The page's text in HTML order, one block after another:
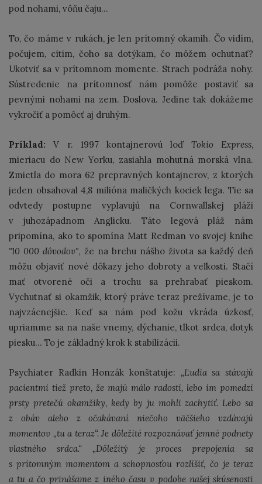
pod nohami, vôňu čaju...
To, čo máme v rukách, je len prítomný okamih. Čo vidím,
počujem, cítim, čoho sa dotýkam, čo môžem ochutnať?
Ukotviť sa v prítomnom momente. Strach podráža nohy.
Sústredenie na prítomnosť nám pomôže postaviť sa
pevnými nohami na zem. Doslova. Jedine tak dokážeme
vykročiť a pomôcť aj druhým.
Príklad: V r. 1997 kontajnerovú loď Tokio Express,
mieriacu do New Yorku, zasiahla mohutná morská vlna.
Zmietla do mora 62 prepravných kontajnerov, z ktorých
jeden obsahoval 4,8 milióna maličkých kociek lega. Tie sa
odvtedy postupne vyplavujú na Cornwallskej pláži
v juhozápadnom Anglicku. Táto legová pláž nám
pripomína, ako to spomína Matt Redman vo svojej knihe
"10 000 dôvodov", že na brehu nášho života sa každý deň
môžu objaviť nové dôkazy jeho dobroty a veľkosti. Stačí
mať otvorené oči a trochu sa prehrabať pieskom.
Vychutnať si okamžik, ktorý práve teraz prežívame, je to
najvzácnejšie. Keď sa nám pod kožu vkráda úzkosť,
upriamme sa na naše vnemy, dýchanie, tlkot srdca, dotyk
piesku... To je základný krok k stabilizácii.
Psychiater Radkin Honzák konštatuje: „Ľudia sa stávajú
pacientmi tiež preto, že majú málo radosti, lebo im pomedzi
prsty pretečú okamžiky, kedy by ju mohli zachytiť. Lebo sa
z obáv alebo z očakávaní niečoho väčšieho vzdávajú
momentov „tu a teraz“. Je dôležité rozpoznávať jemné podnety
vlastného srdca.“ „Dôležitý je proces prepojenia sa
s prítomným momentom a schopnosťou rozlíšiť, čo je teraz
a tu a čo prinášame z iného času v podobe našej skúsenosti